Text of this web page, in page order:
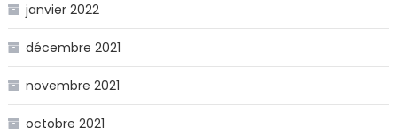
janvier 2022
décembre 2021
novembre 2021
octobre 2021